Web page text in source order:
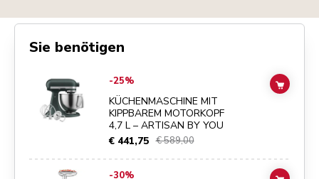
Sie benötigen
Go toKÜCHENMASCHINE MIT KIPPBAREM MOTORKOPF 4,7 L –
-25%
KÜCHENMASCHINE MIT
KIPPBAREM MOTORKOPF
4,7 L – ARTISAN BY YOU
€ 441,75 € 589,00
ADD
GANZMETALL-FLEISCHWOLF MIT WURSTFÜLLERdetails
-30%